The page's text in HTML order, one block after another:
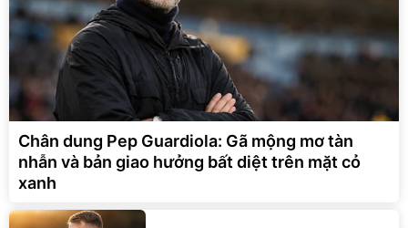
Chân dung Pep Guardiola: Gã mộng mơ tàn
nhẫn và bản giao hưởng bất diệt trên mặt cỏ
xanh